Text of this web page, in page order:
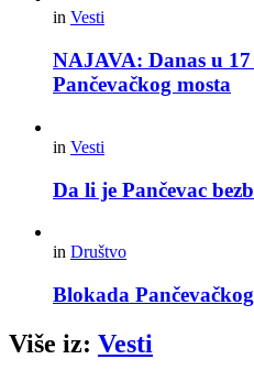
in Vesti
NAJAVA: Danas u
Pančevačkog mosta
in Vesti
Da li je Pančevac
in Društvo
Blokada
Više iz: Vesti